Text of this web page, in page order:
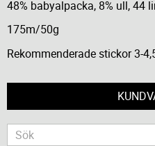
48% babyalpacka, 8% ull, 44
175m/50g
Rekommenderade stickor 3-